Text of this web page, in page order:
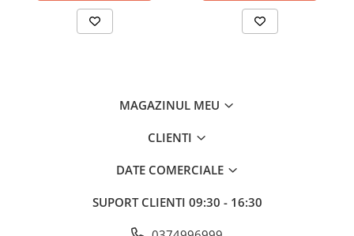
MAGAZINUL MEU
CLIENTI
DATE COMERCIALE
SUPORT CLIENTI 09:30 - 16:30